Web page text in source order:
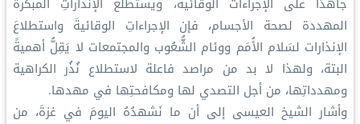
المهددة لصحة الأجسام، فإن الإجراءاتِ الوقائيةَ واستطلاعَ
الإنذارات لسَلام الأُمَم ووئام الشُّعُوب والمجتمعات لا يَقِلُّ أهميةً
البتة، ولهذا لا بد من مراصد فاعلة لاستطلاع نُذُر الكراهية
ومهدداتِها، من أجل التصدي لها ومكافحتِها في مهدها.
وأشار الشيخ العيسى إلى أن ما نَشهدُهُ اليومَ في غزةَ، من